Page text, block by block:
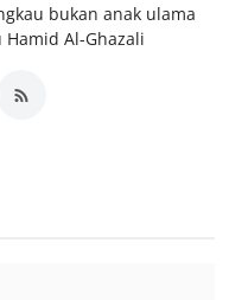
bukan anak ulama
Al-Ghazali